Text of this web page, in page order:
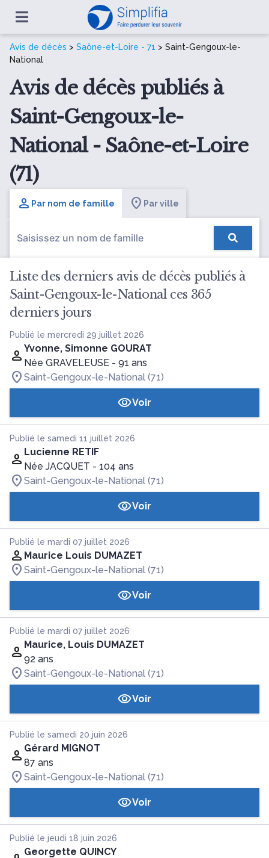
Avis de décès > Saône-et-Loire - 71 > Saint-Gengoux-le-
National
Avis de décès publiés à
Saint-Gengoux-le-
National - Saône-et-Loire
(71)
Par nom de famille Par ville
Liste des derniers avis de décès publiés à
Saint-Gengoux-le-National ces 365
derniers jours
Publié le mercredi 29 juillet 2026
Yvonne, Simonne GOURAT
Née GRAVELEUSE - 91 ans
Saint-Gengoux-le-National (71)
Voir
Publié le samedi 11 juillet 2026
Lucienne RETIF
Née JACQUET - 104 ans
Saint-Gengoux-le-National (71)
Voir
Publié le mardi 07 juillet 2026
Maurice Louis DUMAZET
Saint-Gengoux-le-National (71)
Voir
Publié le mardi 07 juillet 2026
Maurice, Louis DUMAZET
92 ans
Saint-Gengoux-le-National (71)
Voir
Publié le samedi 20 juin 2026
Gérard MIGNOT
87 ans
Saint-Gengoux-le-National (71)
Voir
Publié le jeudi 18 juin 2026
Georgette QUINCY